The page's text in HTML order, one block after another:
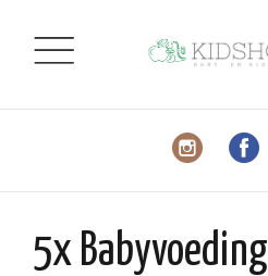
5x Babyvoeding